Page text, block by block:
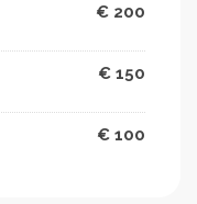
€ 200
€ 150
€ 100